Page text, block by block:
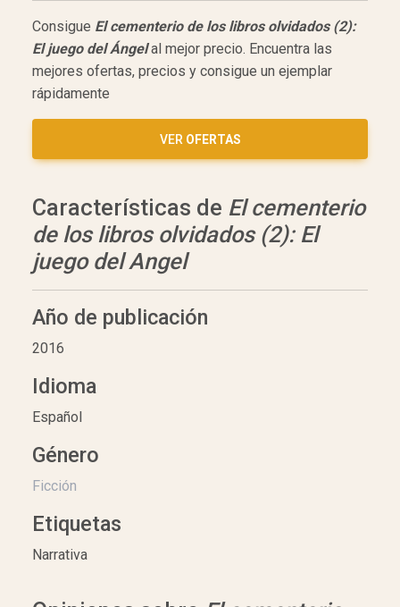
Consigue El cementerio de los libros olvidados (2):
El juego del Ángelal mejor precio. Encuentra las
mejores ofertas, precios y consigue un ejemplar
rápidamente
VER OFERTAS
Características de El cementerio
de los libros olvidados (2): El
juego del Angel
Año de publicación
2016
Idioma
Español
Género
Ficción
Etiquetas
Narrativa